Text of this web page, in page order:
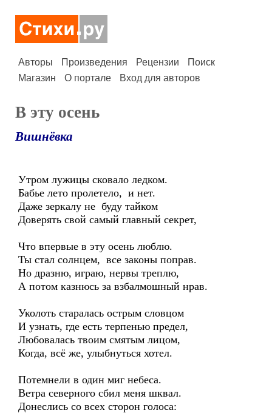
Авторы Произведения Рецензии
Поиск
Магазин
О портале Вход для авторов
В эту осень
Вишнёвка
Утром лужицы сковало ледком.
Бабье лето пролетело, и нет.
Даже зеркалу не буду тайком
Доверять свой самый главный секрет,
Что впервые в эту осень люблю.
Ты стал солнцем, все законы поправ.
Но дразню, играю, нервы треплю,
А потом казнюсь за взбалмошный нрав.
Уколоть старалась острым словцом
И узнать, где есть терпенью предел,
Любовалась твоим смятым лицом,
Когда, всё же, улыбнуться хотел.
Потемнели в один миг небеса.
Ветра северного сбил меня шквал.
Донеслись со всех сторон голоса: